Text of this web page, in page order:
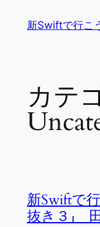
新Swiftで行こ
カテ
新Swiftで
抜き３」